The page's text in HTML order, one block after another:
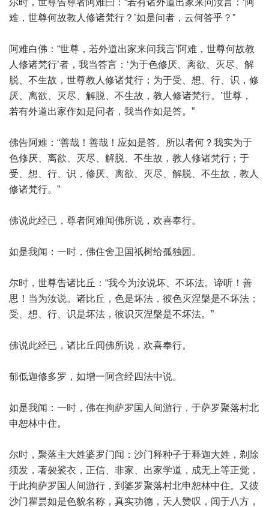
尔时，世尊告尊者阿难曰：“若有诸外道出家来问汝言：‘阿
难，世尊何故教人修诸梵行？’如是问者，云何答乎？”
阿难白佛：“世尊，若外道出家来问我言‘阿难，世尊何故教
人修诸梵行’者，我当答言：‘为于色修厌、离欲、灭尽、解
脱、不生故，世尊教人修诸梵行；为于受、想、行、识，修
厌、离欲、灭尽、解脱、不生故，教人修诸梵行。’世尊，
若有外道出家作如是问者，我当作如是答。”
佛告阿难：“善哉！善哉！应如是答。所以者何？我实为于
色修厌、离欲、灭尽、解脱、不生故，教人修诸梵行；于
受、想、行、识，修厌、离欲、灭尽、解脱、不生故，教人
修诸梵行。”
佛说此经已，尊者阿难闻佛所说，欢喜奉行。
如是我闻：一时，佛住舍卫国祇树给孤独园。
尔时，世尊告诸比丘：“我今为汝说坏、不坏法。谛听！善
思！当为汝说。诸比丘，色是坏法，彼色灭涅槃是不坏法；
受、想、行、识是坏法，彼识灭涅槃是不坏法。”
佛说此经已，诸比丘闻佛所说，欢喜奉行。
郁低迦修多罗，如增一阿含经四法中说。
如是我闻：一时，佛在拘萨罗国人间游行，于萨罗聚落村北
申恕林中住。
尔时，聚落主大姓婆罗门闻：沙门释种子于释迦大姓，剃除
须发，著袈裟衣，正信、非家、出家学道，成无上等正觉，
于此拘萨罗国人间游行，到婆罗聚落村北申恕林中住。又彼
沙门瞿昙如是色貌名称，真实功德，天人赞叹，闻于八方，